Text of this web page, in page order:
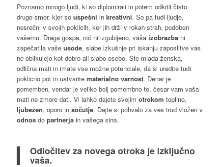
Poznamo mnogo ljudi, ki so diplomirali in potem odkrili čisto
drugo smer, kjer so uspešni in kreativni. So pa tudi ljudje,
nesrečni v svojih poklicih, ker jih drži v rokah strah, podoben
vašemu. Draga gospa, nič ni izgubljeno, vaša izobrazbani
zapečatila vaše usode, slabe izkušnje pri iskanju zaposlitve vas
ne oblikujejo kot dobro ali slabo osebo. Ste mlada ženska,
odlična mati in imate vse možne potenciale, da si uredite tudi
poklicno pot in ustvarite materialno varnost. Denar je
pomemben, vendar je veliko bolj pomembno to, česar vam vaša
mati ne zmore dati. Vi lahko dajete svojim otrokom toplino,
ljubezen, oporo in sočutje. Dajte si pohvalo za ves trud vložen v
odnosdo partnerjain vašega sina.
Odločitev za novega otroka je izključno
vaša.